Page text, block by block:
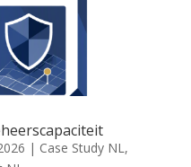
| Case Study NL ,